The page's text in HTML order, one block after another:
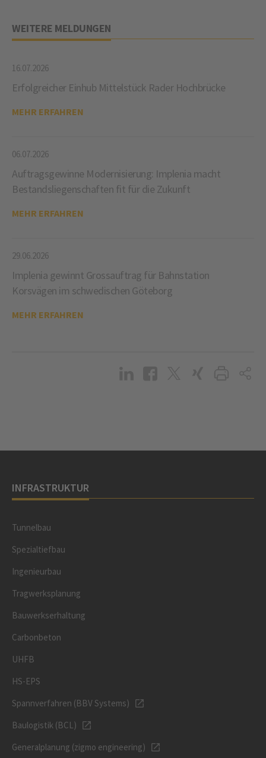
WEITERE MELDUNGEN
16.07.2026
Erfolgreicher Einhub Mittelstück Rader Hochbrücke
MEHR ERFAHREN
06.07.2026
Auftragsgewinne Modernisierung: Implenia macht
Bestandsliegenschaften fit für die Zukunft
MEHR ERFAHREN
29.06.2026
Implenia gewinnt Grossauftrag für Bahnstation
Korsvägen im schwedischen Göteborg
MEHR ERFAHREN
INFRASTRUKTUR
Tunnelbau
Spezialtiefbau
Ingenieurbau
Tragwerksplanung
Bauwerkserhaltung
Carbonbeton
UHFB
HS-EPS
Spannverfahren (BBV Systems)
Baulogistik (BCL)
Generalplanung (zigmo engineering)